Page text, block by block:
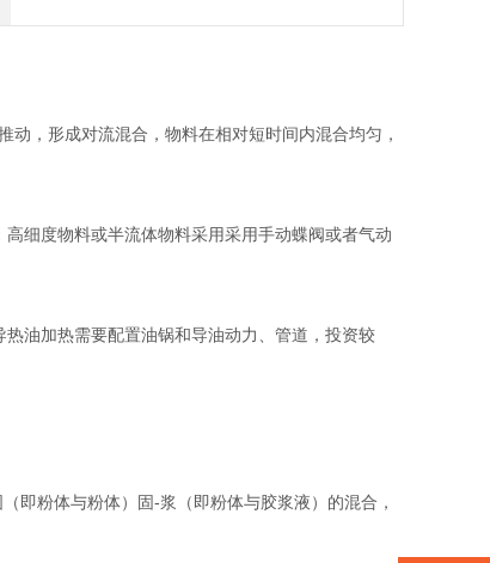
，形成对流混合，物料在相对短时间内混合均匀，
细度物料或半流体物料采用采用手动蝶阀或者气动
油加热需要配置油锅和导油动力、管道，投资较
即粉体与粉体）固-浆（即粉体与胶浆液）的混合，